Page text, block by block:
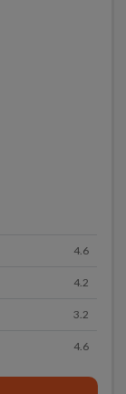
4.6
4.2
3.2
4.6